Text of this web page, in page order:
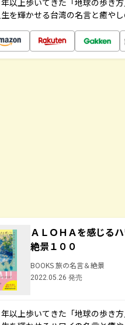
以上歩いてきた「地球の歩き
を輝かせる台湾の名言と癒や
ＡＬＯＨＡを感じる
絶景１００
BOOKS 旅の名言＆絶景
2022.05.26 発売
以上歩いてきた「地球の歩き